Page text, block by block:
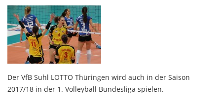
Der VfB Suhl LOTTO Thüringen wird auch in der Saison
2017/18 in der 1. Volleyball Bundesliga spielen.